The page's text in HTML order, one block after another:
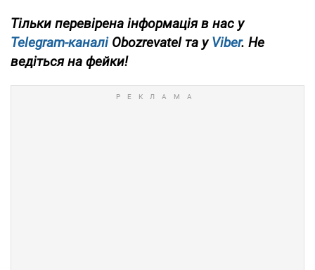
Тільки перевірена інформація в нас у
Telegram-каналіObozrevatel та уViber. Не
ведіться на фейки!